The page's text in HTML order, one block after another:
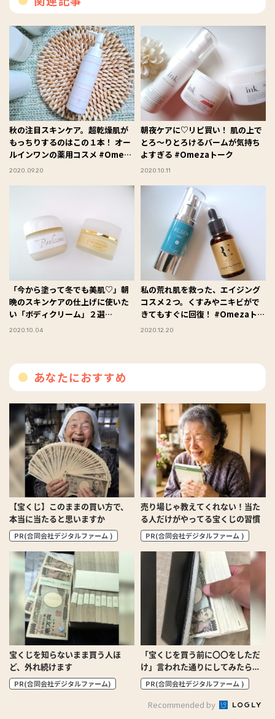
秋の注目スキンケア。超乾燥肌が
もっちりするのはこの１本！ オー
ルインワンの薬用コスメ #Omeza
トーク
2020.09.20
朝夜ケアに♡リピ買い！ 肌の上で
とろ〜りとろけるバームが気持ち
よすぎる #Omezaトーク
2020.10.11
「今から塗って冬でも美肌♡」朝
晩のスキンケアの仕上げに使いた
い「ボディクリーム」２選
#Omezaトーク
2020.10.04
私の荒れ肌を救った、エイジング
コスメ２つ。くすみやニキビがで
きてもすぐに回復！ #Omezaトー
ク
2020.12.20
あなたにおすすめ
【宝くじ】このままの買い方で、
本当に当たると思いますか
PR(合同会社デジタルファーム )
売り場じゃ教えてくれない！当た
る人だけがやってる宝くじの習慣
PR(合同会社デジタルファーム )
宝くじを知らないまま買う人ほ
ど、外れ続けます
PR(合同会社デジタルファーム)
「宝くじを買う前に〇〇をしただ
け」言われた通りにしてみたら…
PR(合同会社デジタルファーム )
Recommended by